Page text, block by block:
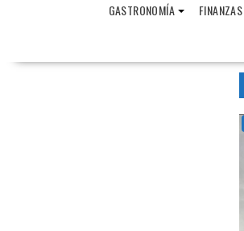
GASTRONOMÍA FINANZAS